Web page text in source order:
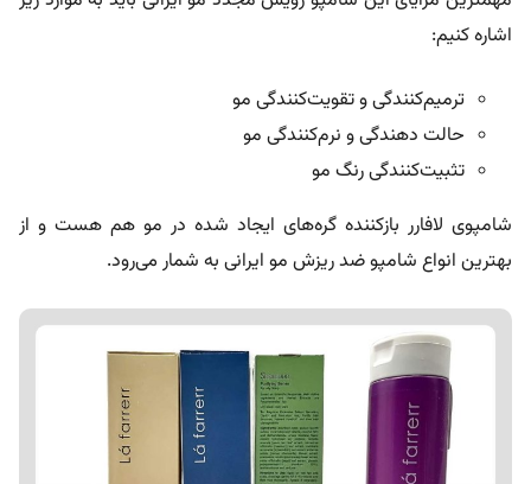
اشاره کنیم:
ترمیم‌کنندگی و تقویت‌کنندگی مو
حالت دهندگی و نرم‌کنندگی مو
تثبیت‌کنندگی رنگ مو
شامپوی لافارر بازکننده گره‌های ایجاد شده در مو هم هست و از
بهترین انواع شامپو ضد ریزش مو ایرانی به شمار می‌رود.